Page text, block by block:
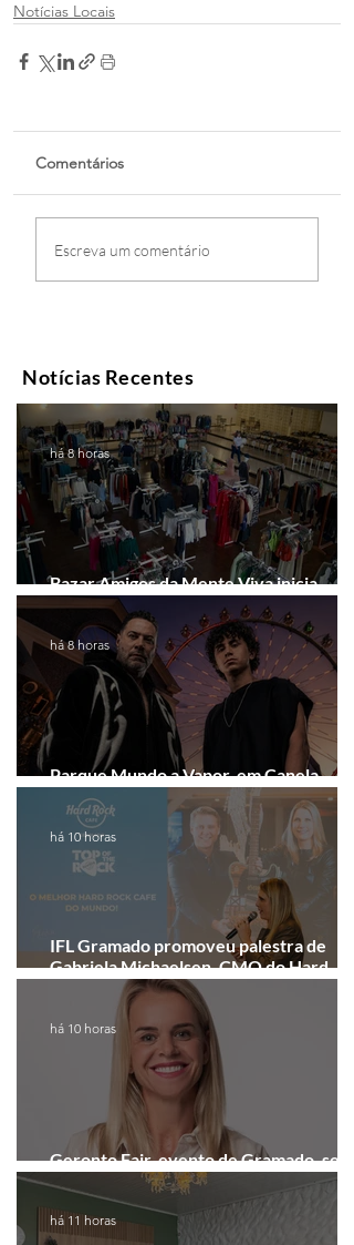
Notícias Locais
Comentários
Escreva um comentário
Notícias Recentes
Bazar Amigos da Mente Viva inicia
arrecadação em Gramado e Canela
há 8 horas
Parque Mundo a Vapor, em Canela,
recebe festival eletrônico em agosto
há 8 horas
IFL Gramado promoveu palestra de
Gabriela Michaelsen, CMO do Hard
Rock Cafe Gramado
há 10 horas
Geronto Fair, evento de Gramado, será
realizada em formato digital
há 10 horas
há 11 horas